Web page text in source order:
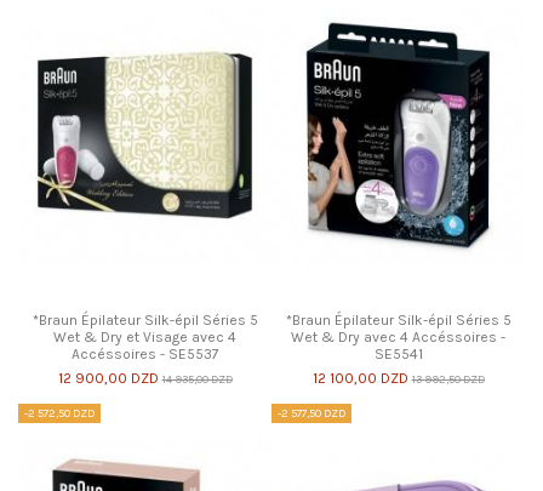
*Braun Épilateur Silk-épil Séries 5
Wet & Dry et Visage avec 4
Accéssoires - SE5537
12 900,00 DZD 14 935,00 DZD
*Braun Épilateur Silk-épil Séries 5
Wet & Dry avec 4 Accéssoires -
SE5541
12 100,00 DZD 13 992,50 DZD
-2 572,50 DZD -2 577,50 DZD